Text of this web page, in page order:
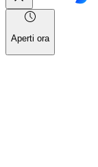
Aperti ora